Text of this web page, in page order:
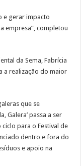
e gerar impacto
empresa”, completou
da Sema, Fabrícia
a realização do maior
que se
Galera’ passa a ser
para o Festival de
dentro e fora do
e apoio na